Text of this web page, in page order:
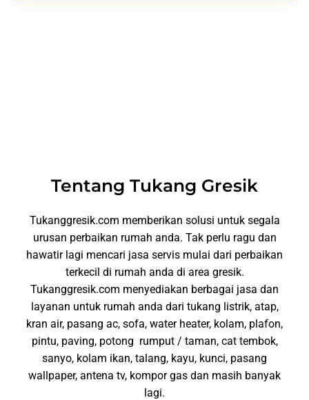
Tentang Tukang Gresik
Tukanggresik.com memberikan solusi untuk segala
urusan perbaikan rumah anda. Tak perlu ragu dan
hawatir lagi mencari jasa servis mulai dari perbaikan
terkecil di rumah anda di area gresik.
Tukanggresik.com menyediakan berbagai jasa dan
layanan untuk rumah anda dari tukang listrik, atap,
kran air, pasang ac, sofa, water heater, kolam, plafon,
pintu, paving, potong rumput / taman, cat tembok,
sanyo, kolam ikan, talang, kayu, kunci, pasang
wallpaper, antena tv, kompor gas dan masih banyak
lagi.